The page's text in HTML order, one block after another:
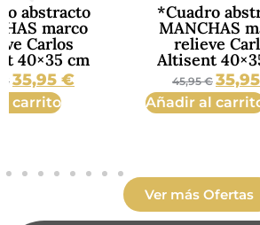
*Cuadro abstracto
MANCHAS marco
relieve Carlos
Altisent 40×35 cm
35,95€
Añadir al carrito
Ver más Ofertas